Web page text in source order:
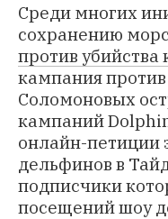
Среди многих
сохранению
против убийства
кампания
Соломоновых
кампаний
онлайн-петиции
дельфинов в
подписчики
посещений шоу